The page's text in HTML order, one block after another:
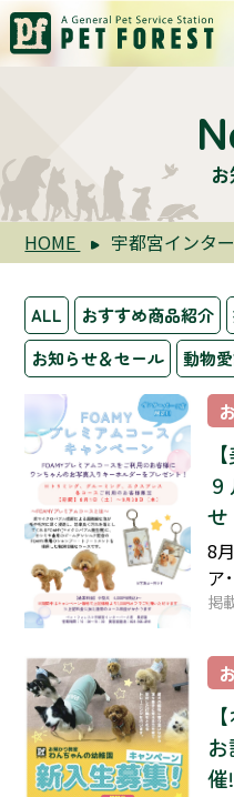
HOME 宇都宮インタ
ALL おすすめ商品紹介
お知らせ＆セール
動物
せ
8
ア
掲
催